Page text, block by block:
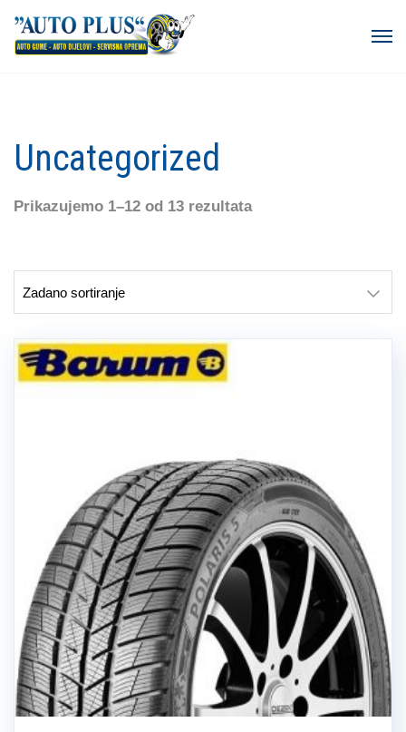
Uncategorized
Prikazujemo 1–12 od 13 rezultata